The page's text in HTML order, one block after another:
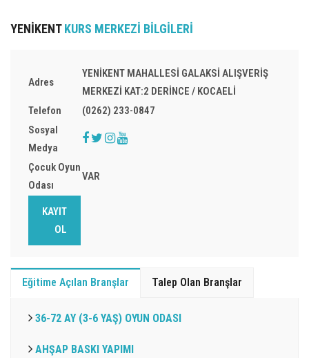
YENİKENTKURS MERKEZİ BİLGİLERİ
Adres
YENİKENT MAHALLESİ GALAKSİ ALIŞVERİŞ
MERKEZİ KAT:2 DERİNCE / KOCAELİ
Telefon
(0262) 233-0847
Sosyal
Medya
Çocuk Oyun
Odası
VAR
KAYIT
OL
Eğitime Açılan Branşlar Talep Olan Branşlar
36-72 AY (3-6 YAŞ) OYUN ODASI
AHŞAP BASKI YAPIMI